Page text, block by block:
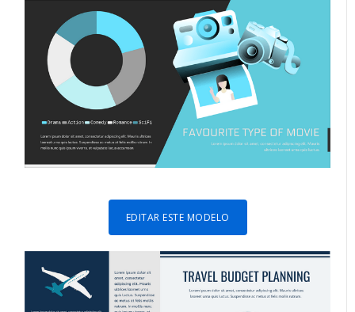
EDITAR ESTE MODELO